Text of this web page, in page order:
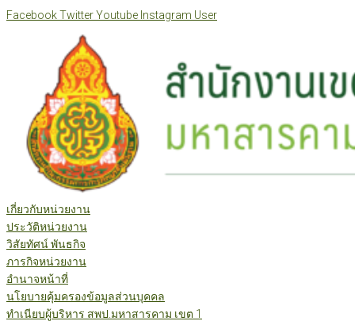
Skip
FacebookTwitterYoutube Instagram User
เกี่ยวกับหน่วยงาน
ประวัติหน่วยงาน
วิสัยทัศน์ พันธกิจ
ภารกิจหน่วยงาน
อำนาจหน้าที่
นโยบายคุ้มครองข้อมูลส่วนบุคคล
ทำเนียบผู้บริหาร สพป.มหาสารคาม เขต 1